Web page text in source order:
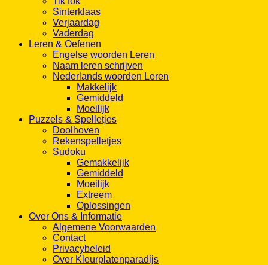
Sinterklaas
Verjaardag
Vaderdag
Leren & Oefenen
Engelse woorden Leren
Naam leren schrijven
Nederlands woorden Leren
Makkelijk
Gemiddeld
Moeilijk
Puzzels & Spelletjes
Doolhoven
Rekenspelletjes
Sudoku
Gemakkelijk
Gemiddeld
Moeilijk
Extreem
Oplossingen
Over Ons & Informatie
Algemene Voorwaarden
Contact
Privacybeleid
Over Kleurplatenparadijs